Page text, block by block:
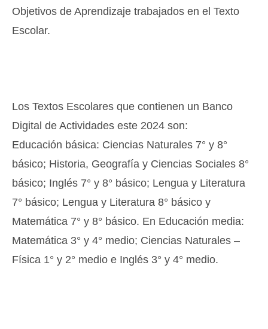
Objetivos de Aprendizaje trabajados en el Texto
Escolar.
Los Textos Escolares que contienen un Banco
Digital de Actividades este 2024 son:
Educación básica: Ciencias Naturales 7° y 8°
básico; Historia, Geografía y Ciencias Sociales 8°
básico; Inglés 7° y 8° básico; Lengua y Literatura
7° básico; Lengua y Literatura 8° básico y
Matemática 7° y 8° básico. En Educación media:
Matemática 3° y 4° medio; Ciencias Naturales –
Física 1° y 2° medio e Inglés 3° y 4° medio.